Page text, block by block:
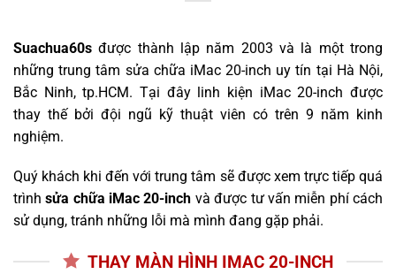
Suachua60s được thành lập năm 2003 và là một trong
những trung tâm sửa chữa iMac 20-inch uy tín tại Hà Nội,
Bắc Ninh, tp.HCM. Tại đây linh kiện iMac 20-inch được
thay thế bởi đội ngũ kỹ thuật viên có trên 9 năm kinh
nghiệm.
Quý khách khi đến với trung tâm sẽ được xem trực tiếp quá
trìnhsửa chữa iMac 20-inch và được tư vấn miễn phí cách
sử dụng, tránh những lỗi mà mình đang gặp phải.
THAY MÀN HÌNH IMAC 20-INCH